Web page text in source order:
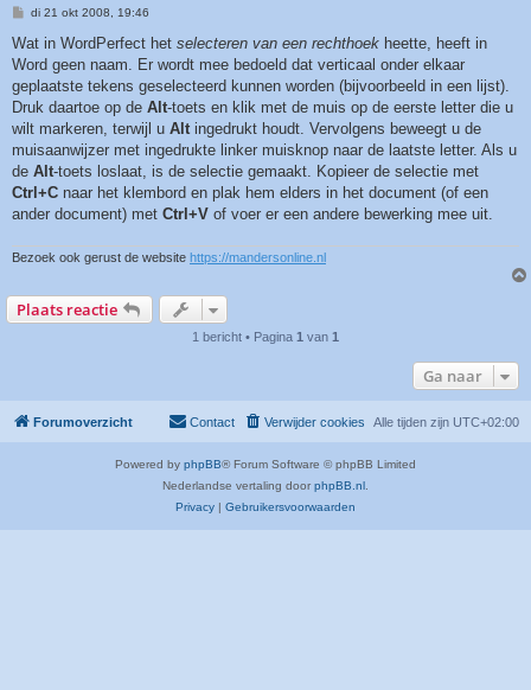
B
r
c
h
t
di 21 okt 2008, 19:46
Wat in WordPerfect het selecteren van een rechthoek heette, heeft in
Word geen naam. Er wordt mee bedoeld dat verticaal onder elkaar
geplaatste tekens geselecteerd kunnen worden (bijvoorbeeld in een lijst).
Druk daartoe op de Alt-toets en klik met de muis op de eerste letter die u
wilt markeren, terwijl u Alt ingedrukt houdt. Vervolgens beweegt u de
muisaanwijzer met ingedrukte linker muisknop naar de laatste letter. Als u
de Alt-toets loslaat, is de selectie gemaakt. Kopieer de selectie met
Ctrl+C naar het klembord en plak hem elders in het document (of een
ander document) met Ctrl+V of voer er een andere bewerking mee uit.
Bezoek ook gerust de website https://mandersonline.nl
Plaats reactie
1 bericht • Pagina 1 van 1
Ga naar
Forumoverzicht Alle tijden zijn UTC+02:00
Verwijder cookies
Contact
Powered by phpBB® Forum Software © phpBB Limited
Nederlandse vertaling door phpBB.nl.
Privacy | Gebruikersvoorwaarden